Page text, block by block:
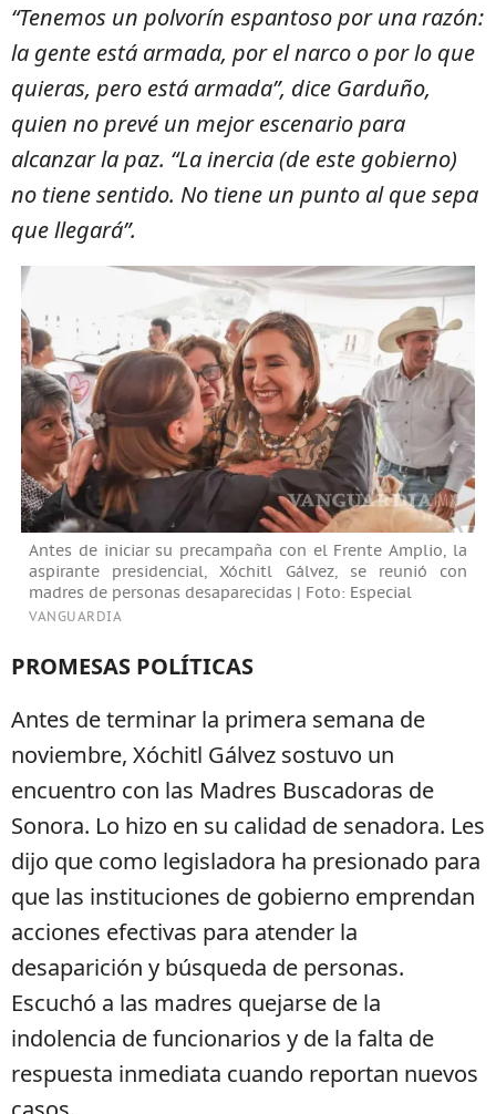
“Tenemos un polvorín espantoso por una razón:
la gente está armada, por el narco o por lo que
quieras, pero está armada”, dice Garduño,
quien no prevé un mejor escenario para
alcanzar la paz. “La inercia (de este gobierno)
no tiene sentido. No tiene un punto al que sepa
que llegará”.
Antes de iniciar su precampaña con el Frente Amplio, la
aspirante presidencial, Xóchitl Gálvez, se reunió con
madres de personas desaparecidas | Foto: Especial
VANGUARDIA
PROMESAS POLÍTICAS
Antes de terminar la primera semana de
noviembre, Xóchitl Gálvez sostuvo un
encuentro con las Madres Buscadoras de
Sonora. Lo hizo en su calidad de senadora. Les
dijo que como legisladora ha presionado para
que las instituciones de gobierno emprendan
acciones efectivas para atender la
desaparición y búsqueda de personas.
Escuchó a las madres quejarse de la
indolencia de funcionarios y de la falta de
respuesta inmediata cuando reportan nuevos